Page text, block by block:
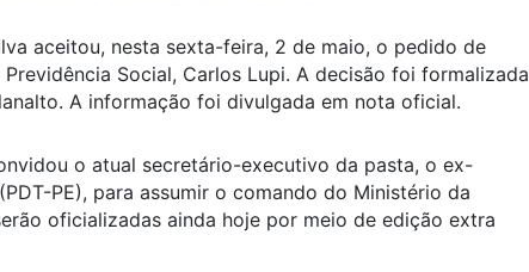
aceitou, nesta sexta-feira, 2 de maio, o pedido de
Social, Carlos Lupi. A decisão foi formalizada
A informação foi divulgada em nota oficial.
o atual secretário-executivo da pasta, o ex-
PE), para assumir o comando do Ministério da
oficializadas ainda hoje por meio de edição extra